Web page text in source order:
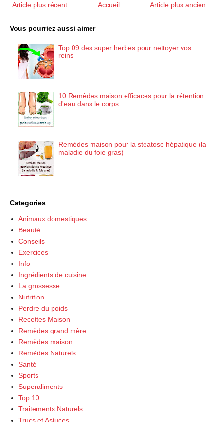
Article plus récent Article plus ancien
Accueil
Vous pourriez aussi aimer
Top 09 des super herbes pour nettoyer vos
reins
10 Remèdes maison efficaces pour la rétention
d'eau dans le corps
Remèdes maison pour la stéatose hépatique (la
maladie du foie gras)
Categories
Animaux domestiques
Beauté
Conseils
Exercices
Info
Ingrédients de cuisine
La grossesse
Nutrition
Perdre du poids
Recettes Maison
Remèdes grand mère
Remèdes maison
Remèdes Naturels
Santé
Sports
Superaliments
Top 10
Traitements Naturels
Trucs et Astuces